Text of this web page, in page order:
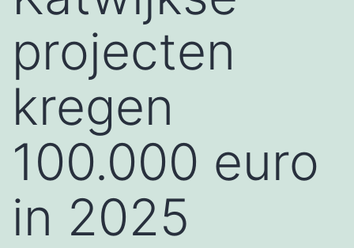
projecten
kregen
100.000 euro
in 2025